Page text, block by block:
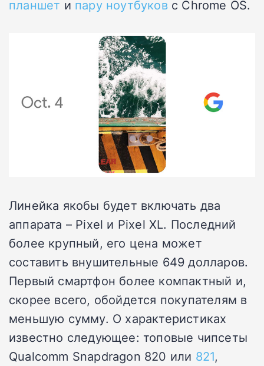
планшет и пару ноутбуковс Chrome OS.
Линейка якобы будет включать два
аппарата – Pixel и Pixel XL. Последний
более крупный, его цена может
составить внушительные 649 долларов.
Первый смартфон более компактный и,
скорее всего, обойдется покупателям в
меньшую сумму. О характеристиках
известно следующее: топовые чипсеты
Qualcomm Snapdragon 820 или 821,